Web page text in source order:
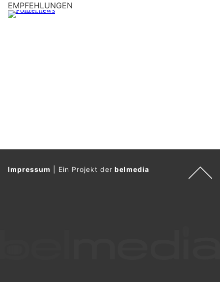
EMPFEHLUNGEN
Impressum Ein Projekt derbelmedia